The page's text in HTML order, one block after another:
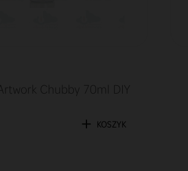
Chubby 70ml DIY
KOSZYK